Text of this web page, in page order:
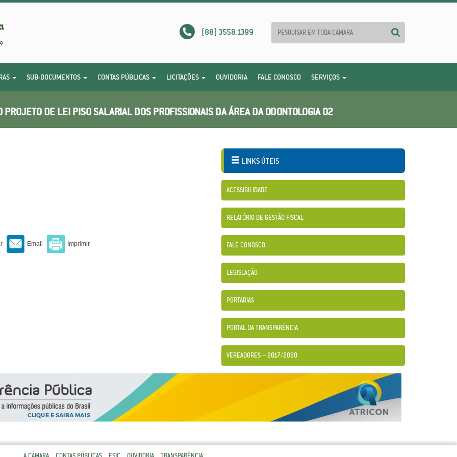
(88) 3558.1399
SUB-DOCUMENTOS CONTAS PÚBLICAS LICITAÇÕES OUVIDORIA FALE CONOSCO SERVIÇOS
PROJETO DE LEI PISO SALARIAL DOS PROFISSIONAIS DA ÁREA DA ODONTOLOGIA 02
LINKS ÚTEIS
ACESSIBILIDADE
RELATÓRIO DE GESTÃO FISCAL
FALE CONOSCO
LEGISLAÇÃO
PORTARIAS
PORTAL DA TRANSPARÊNCIA
VEREADORES – 2017/2020